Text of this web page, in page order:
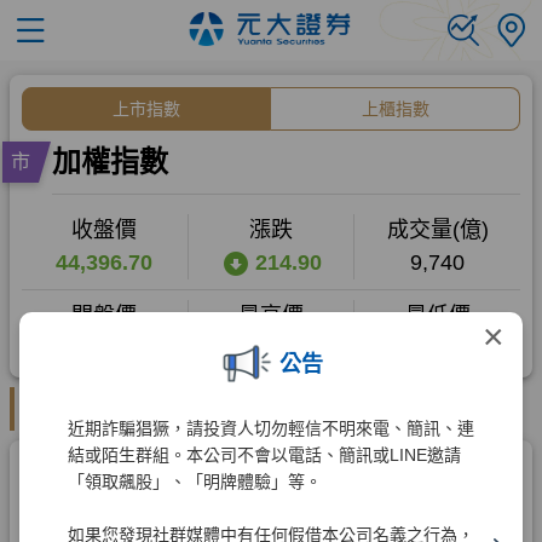
×
公告
近期詐騙猖獗，請投資人切勿輕信不明來電、簡訊、連
結或陌生群組。本公司不會以電話、簡訊或LINE邀請
「領取飆股」、「明牌體驗」等。
如果您發現社群媒體中有任何假借本公司名義之行為，